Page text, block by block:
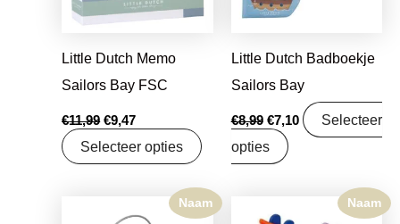
Little Dutch Memo
Sailors Bay FSC
€11,99 €9,47
Selecteer opties
Little Dutch Badboekje
Sailors Bay
€8,99 €7,10
Selecteer
opties
Naam Naam